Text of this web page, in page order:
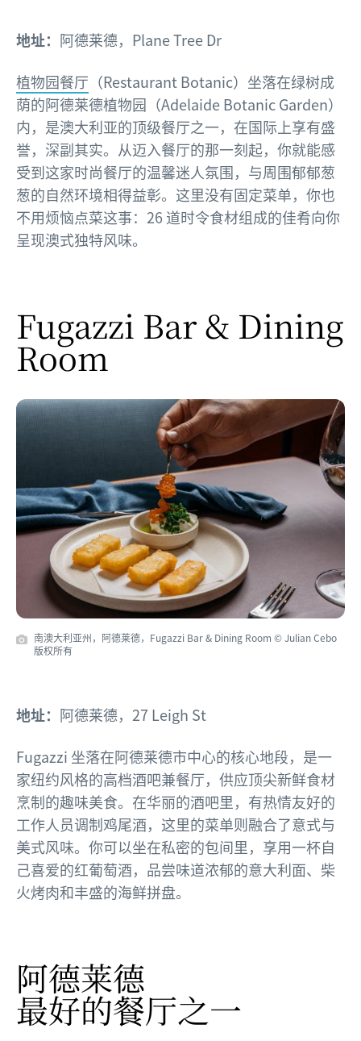
地址： 阿德莱德，Plane Tree Dr
植物园餐厅 （Restaurant Botanic）坐落在绿树成
荫的阿德莱德植物园（Adelaide Botanic Garden）
内，是澳大利亚的顶级餐厅之一，在国际上享有盛
誉，深副其实。从迈入餐厅的那一刻起，你就能感
受到这家时尚餐厅的温馨迷人氛围，与周围郁郁葱
葱的自然环境相得益彰。这里没有固定菜单，你也
不用烦恼点菜这事：26 道时令食材组成的佳肴向你
呈现澳式独特风味。
Fugazzi Bar & Dining
Room
南澳大利亚州，阿德莱德，Fugazzi Bar & Dining Room © Julian Cebo
版权所有
地址： 阿德莱德，27 Leigh St
Fugazzi 坐落在阿德莱德市中心的核心地段，是一
家纽约风格的高档酒吧兼餐厅，供应顶尖新鲜食材
烹制的趣味美食。在华丽的酒吧里，有热情友好的
工作人员调制鸡尾酒，这里的菜单则融合了意式与
美式风味。你可以坐在私密的包间里，享用一杯自
己喜爱的红葡萄酒，品尝味道浓郁的意大利面、柴
火烤肉和丰盛的海鲜拼盘。
阿德莱德
最好的餐厅之一